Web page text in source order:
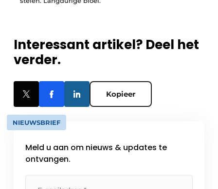
Interessant artikel? Deel het
verder.
Kopieer
NIEUWSBRIEF
Meld u aan om nieuws & updates te
ontvangen.